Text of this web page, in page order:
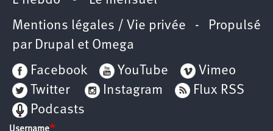
Mentions légales / Vie privée - Propulsé
par Drupal et Omega
Facebook
YouTube
Vimeo
Twitter
Instagram
Flux RSS
Podcasts